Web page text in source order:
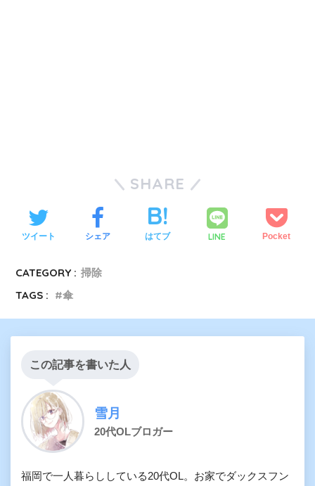
SHARE
ツイート シェア はてブ LINE Pocket
CATEGORY : 掃除
TAGS :
傘
この記事を書いた人
雪月
20代OLブロガー
福岡で一人暮らししている20代OL。お家でダックスフン